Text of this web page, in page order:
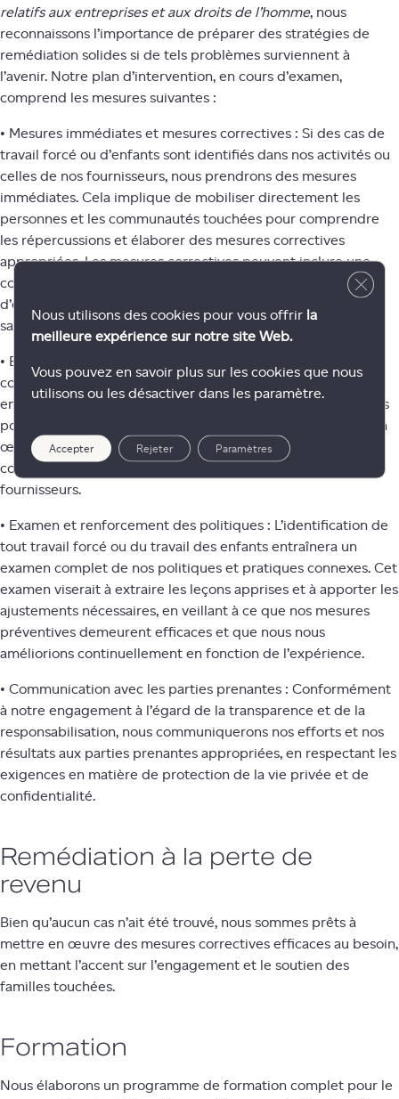
relatifs aux entreprises et aux droits de l’homme, nous
reconnaissons l’importance de préparer des stratégies de
remédiation solides si de tels problèmes surviennent à
l’avenir. Notre plan d’intervention, en cours d’examen,
comprend les mesures suivantes :
• Mesures immédiates et mesures correctives : Si des cas de
travail forcé ou d’enfants sont identifiés dans nos activités ou
celles de nos fournisseurs, nous prendrons des mesures
immédiates. Cela implique de mobiliser directement les
personnes et les communautés touchées pour comprendre
les répercussions et élaborer des mesures correctives
appropriées. Les mesures correctives peuvent inclure une
compensation financière, un soutien à d’autres possibilités
d’emploi et l’accès à des services d’éducation et de soins de
santé.
• Engagement avec les fournisseurs : Reconnaissant la
complexité des chaînes d’approvisionnement, nous nous
engageons à travailler en collaboration avec nos fournisseurs
pour nous assurer que les mesures correctives sont mises en
œuvre efficacement. Cette collaboration peut inclure des
conseils, de l’éducation et d’autres formes de soutien à nos
fournisseurs.
• Examen et renforcement des politiques : L’identification de
tout travail forcé ou du travail des enfants entraînera un
examen complet de nos politiques et pratiques connexes. Cet
examen viserait à extraire les leçons apprises et à apporter les
ajustements nécessaires, en veillant à ce que nos mesures
préventives demeurent efficaces et que nous nous
améliorions continuellement en fonction de l’expérience.
• Communication avec les parties prenantes : Conformément
à notre engagement à l’égard de la transparence et de la
responsabilisation, nous communiquerons nos efforts et nos
résultats aux parties prenantes appropriées, en respectant les
exigences en matière de protection de la vie privée et de
confidentialité.
Remédiation à la perte de
revenu
Bien qu’aucun cas n’ait été trouvé, nous sommes prêts à
mettre en œuvre des mesures correctives efficaces au besoin,
en mettant l’accent sur l’engagement et le soutien des
familles touchées.
Formation
Nous élaborons un programme de formation complet pour le
Nous utilisons des cookies pour vous offrir la
meilleure expérience sur notre site Web.
Vous pouvez en savoir plus sur les cookies que nous
utilisons ou les désactiver dans les paramètre.
Accepter Rejeter Paramètres
Close